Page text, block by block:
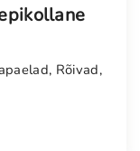
, Rõivad,